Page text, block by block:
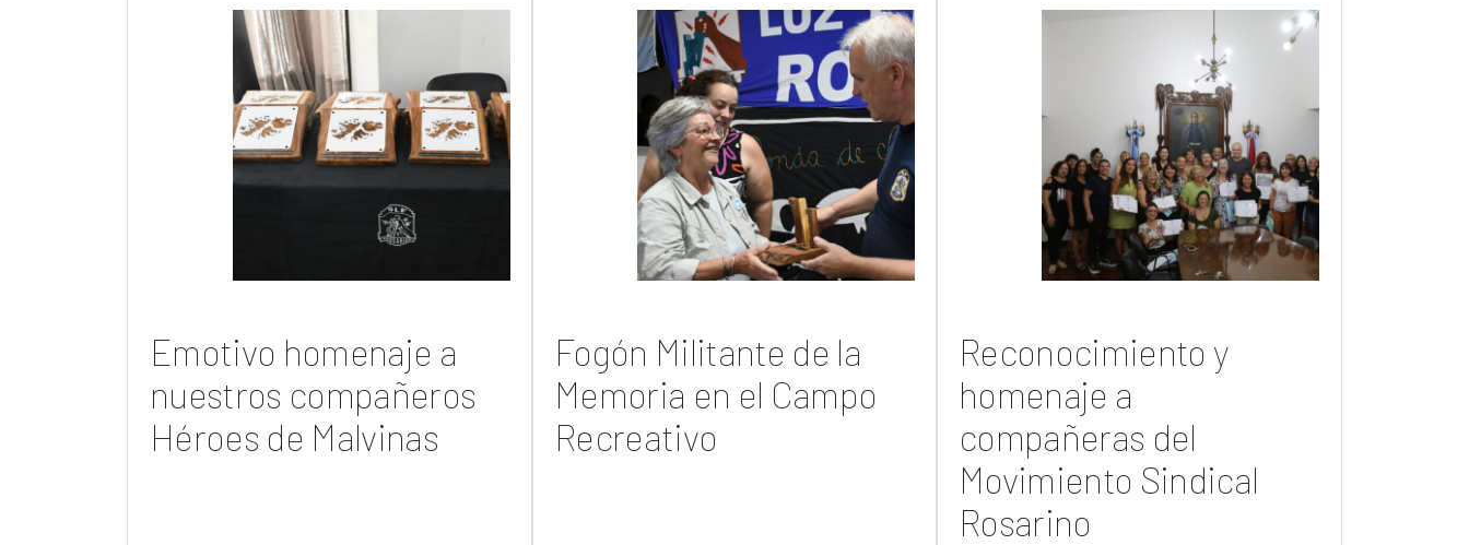
Emotivo homenaje a
nuestros compañeros
Héroes de Malvinas
Fogón Militante de la
Memoria en el Campo
Recreativo
Reconocimiento y
homenaje a
compañeras del
Movimiento Sindical
Rosarino